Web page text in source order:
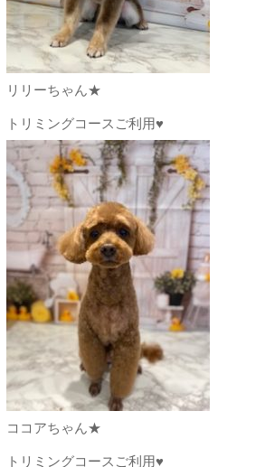
リリーちゃん★
トリミングコースご利用♥
ココアちゃん★
トリミングコースご利用♥